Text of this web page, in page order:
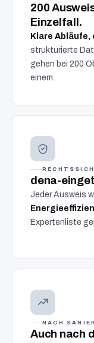
200
Einzelfall.
Klare
strukturierte
gehen bei 200
einem.
dena-
Jeder Ausweis
Expertenliste
NACH
Auch nach